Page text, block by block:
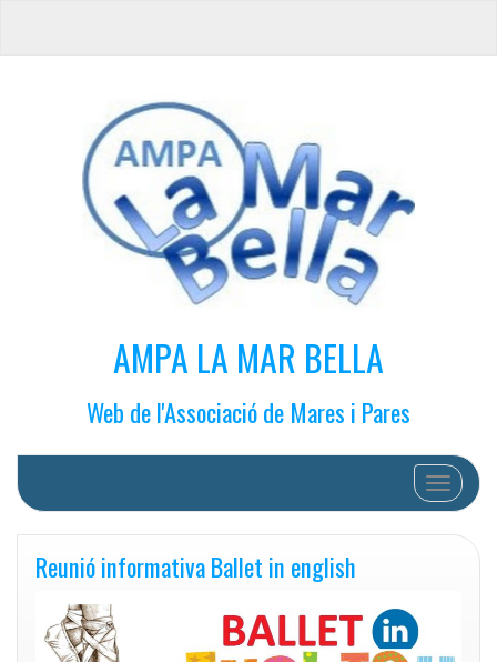
AMPA LA MAR BELLA
Web de l'Associació de Mares i Pares
Cambiar
Reunió informativa Ballet in english